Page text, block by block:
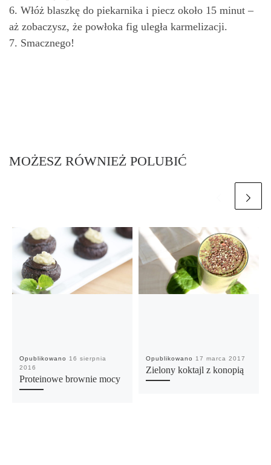
6. Włóż blaszkę do piekarnika i piecz około 15 minut –
aż zobaczysz, że powłoka fig uległa karmelizacji.
7. Smacznego!
MOŻESZ RÓWNIEŻ POLUBIĆ
Opublikowano
16 sierpnia
2016
Proteinowe brownie mocy
Opublikowano 17 marca 2017
Zielony koktajl z konopią